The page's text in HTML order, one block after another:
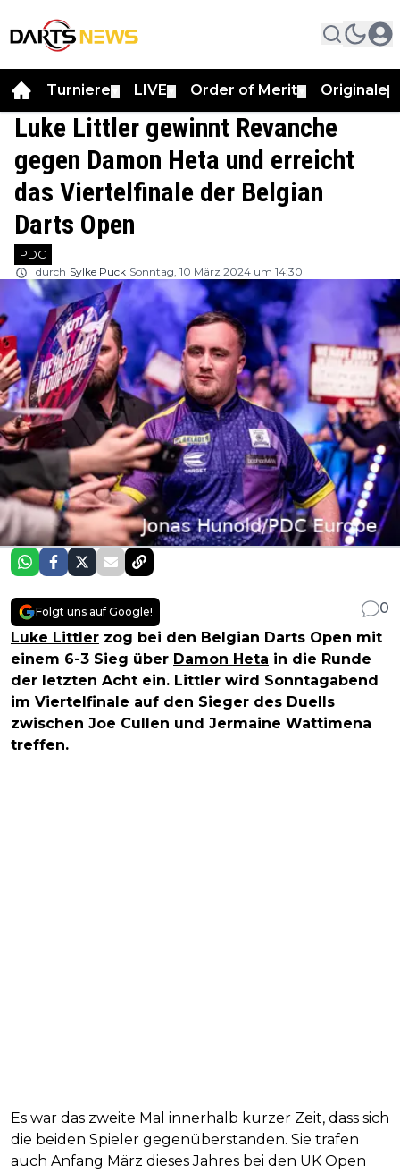
Turniere LIVE Order of Merit Originale
Luke Littler gewinnt Revanche
gegen Damon Heta und erreicht
das Viertelfinale der Belgian
Darts Open
PDC
durch Sylke Puck Sonntag, 10 März 2024 um 14:30
Folgt uns auf Google!
0
Luke Littler zog bei den Belgian Darts Open mit
einem 6-3 Sieg über Damon Heta in die Runde
der letzten Acht ein. Littler wird Sonntagabend
im Viertelfinale auf den Sieger des Duells
zwischen Joe Cullen und Jermaine Wattimena
treffen.
Es war das zweite Mal innerhalb kurzer Zeit, dass sich
die beiden Spieler gegenüberstanden. Sie trafen
auch Anfang März dieses Jahres bei den UK Open